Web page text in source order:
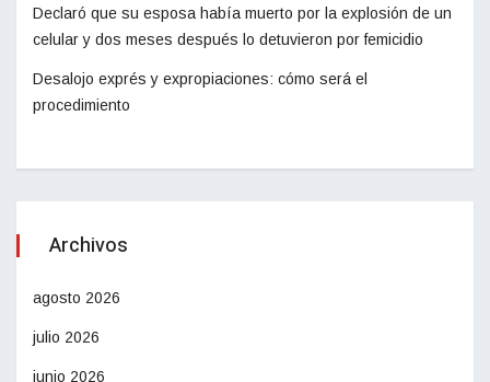
Declaró que su esposa había muerto por la explosión de un
celular y dos meses después lo detuvieron por femicidio
Desalojo exprés y expropiaciones: cómo será el
procedimiento
Archivos
agosto 2026
julio 2026
junio 2026